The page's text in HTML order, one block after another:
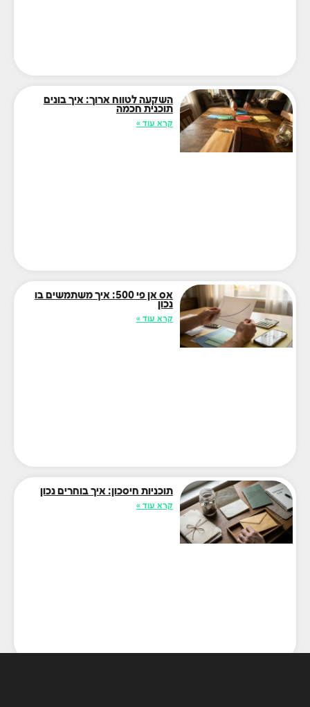
השקעה לטווח ארוך: איך בונים
תוכנית חכמה
קרא עוד »
אס אן פי 500: איך משתמשים בו
נכון
קרא עוד »
תוכניות חיסכון: איך בוחרים נכון
קרא עוד »